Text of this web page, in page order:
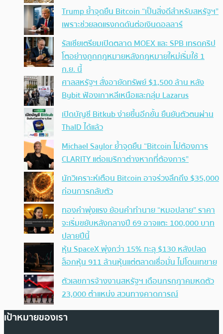
Trump ย้ำจุดยืน Bitcoin “เป็นสิ่งดีสำหรับสหรัฐฯ”
เพราะช่วยลดแรงกดดันต่อเงินดอลลาร์
รัสเซียเตรียมเปิดตลาด MOEX และ SPB เทรดคริป
โตอย่างถูกกฎหมายหลังกฎหมายใหม่เริ่มใช้ 1
ก.ย. นี้
ศาลสหรัฐฯ สั่งอายัดทรัพย์ $1,500 ล้าน หลัง
Bybit ฟ้องเกาหลีเหนือและกลุ่ม Lazarus
เปิดบัญชี Bitkub ง่ายขึ้นอีกขั้น ยืนยันตัวตนผ่าน
ThaID ได้แล้ว
Michael Saylor ย้ำจุดยืน “Bitcoin ไม่ต้องการ
CLARITY แต่อเมริกาต่างหากที่ต้องการ”
นักวิเคราะห์เตือน Bitcoin อาจร่วงลึกถึง $35,000
ก่อนการกลับตัว
ทองคำพุ่งแรง ย้อนคำทำนาย “หมอปลาย” ราคา
จะเริ่มขยับหลังกลางปี 69 อาจแตะ 100,000 บาท
ปลายปีนี้
หุ้น SpaceX พุ่งกว่า 15% ทะลุ $130 หลังปลด
ล็อกหุ้น 911 ล้านหุ้นแต่ตลาดเชื่อมั่น ไม่โดนเทขาย
ตัวเลขการจ้างงานสหรัฐฯ เดือนกรกฎาคมหดตัว
23,000 ตำแหน่ง สวนทางคาดการณ์
เป้าหมายของเรา